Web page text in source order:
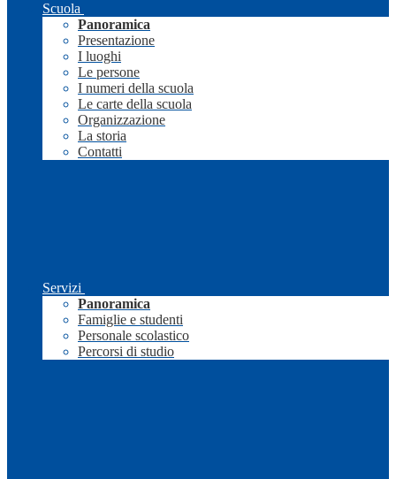
Scuola
Panoramica
Presentazione
I luoghi
Le persone
I numeri della scuola
Le carte della scuola
Organizzazione
La storia
Contatti
Servizi
Panoramica
Famiglie e studenti
Personale scolastico
Percorsi di studio